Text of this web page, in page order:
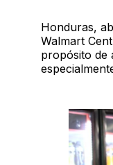
Honduras,
Walmart
propósito de